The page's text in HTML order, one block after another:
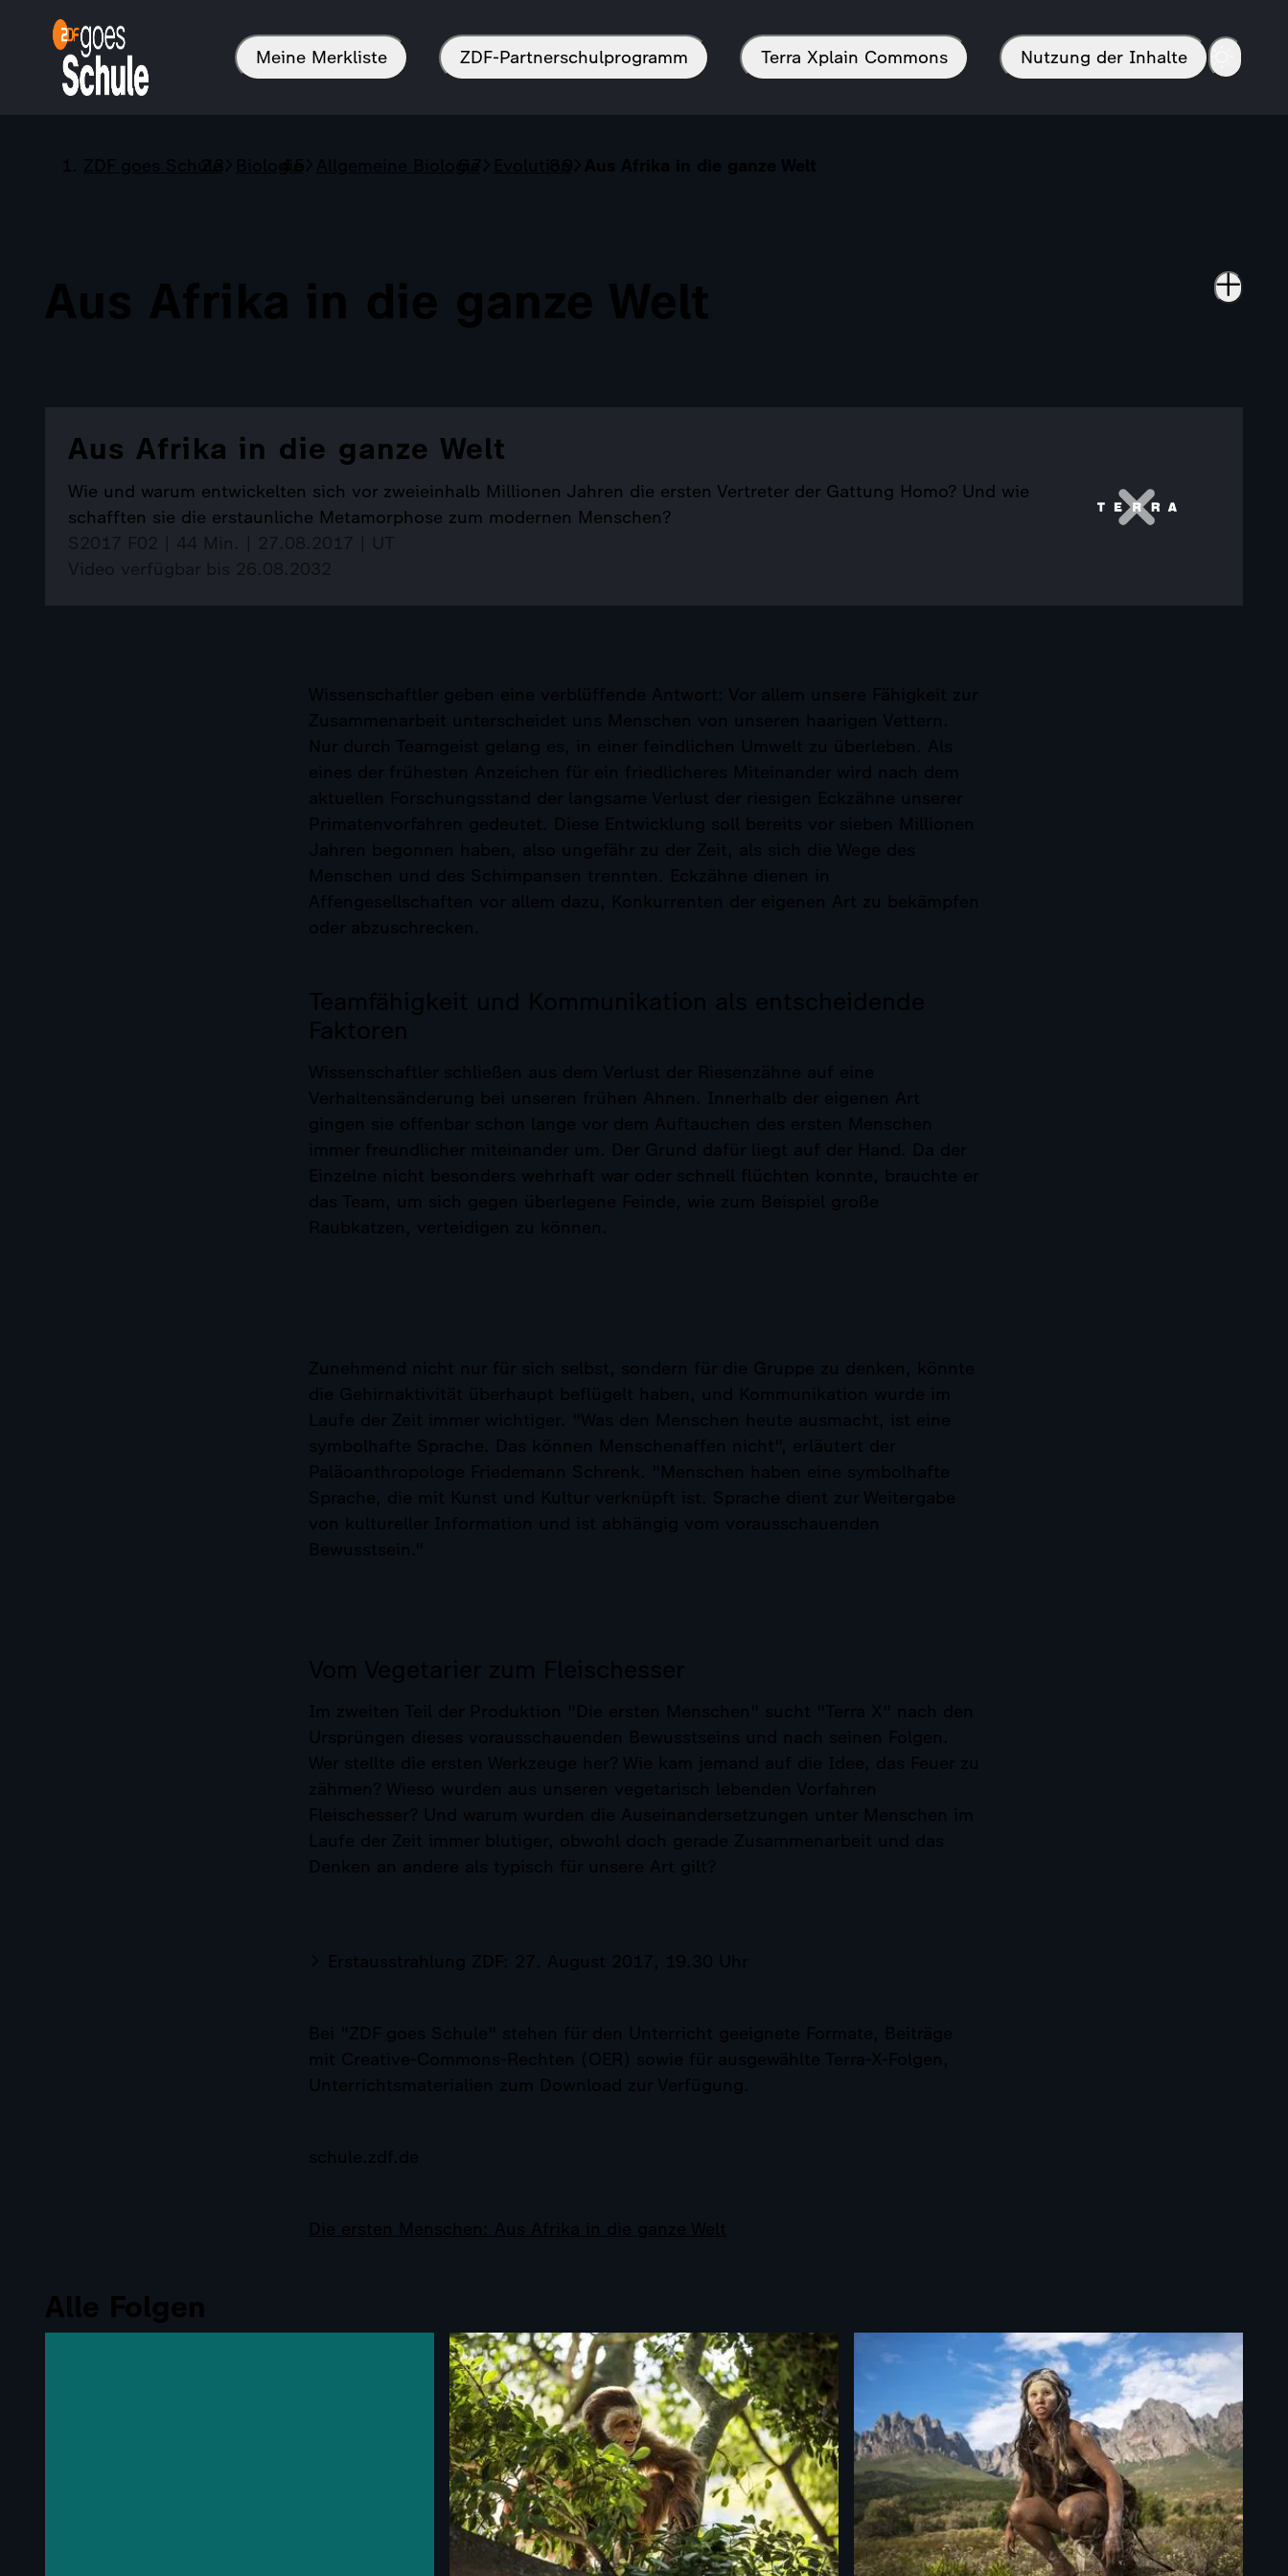
Meine Merkliste ZDF-Partnerschulprogramm Terra Xplain Commons Nutzung der Inhalte
ZDF goes Schule Biologie Allgemeine Biologie Evolution Aus Afrika in die ganze Welt
Aus Afrika in die ganze Welt
Aus Afrika in die ganze Welt
Wie und warum entwickelten sich vor zweieinhalb Millionen Jahren die ersten Vertreter der Gattung Homo? Und wie
schafften sie die erstaunliche Metamorphose zum modernen Menschen?
S2017 F02 | 44 Min. | 27.08.2017 | UT
Video verfügbar bis 26.08.2032
Wissenschaftler geben eine verblüffende Antwort: Vor allem unsere Fähigkeit zur
Zusammenarbeit unterscheidet uns Menschen von unseren haarigen Vettern.
Nur durch Teamgeist gelang es, in einer feindlichen Umwelt zu überleben. Als
eines der frühesten Anzeichen für ein friedlicheres Miteinander wird nach dem
aktuellen Forschungsstand der langsame Verlust der riesigen Eckzähne unserer
Primatenvorfahren gedeutet. Diese Entwicklung soll bereits vor sieben Millionen
Jahren begonnen haben, also ungefähr zu der Zeit, als sich die Wege des
Menschen und des Schimpansen trennten. Eckzähne dienen in
Affengesellschaften vor allem dazu, Konkurrenten der eigenen Art zu bekämpfen
oder abzuschrecken.
Teamfähigkeit und Kommunikation als entscheidende
Faktoren
Wissenschaftler schließen aus dem Verlust der Riesenzähne auf eine
Verhaltensänderung bei unseren frühen Ahnen. Innerhalb der eigenen Art
gingen sie offenbar schon lange vor dem Auftauchen des ersten Menschen
immer freundlicher miteinander um. Der Grund dafür liegt auf der Hand. Da der
Einzelne nicht besonders wehrhaft war oder schnell flüchten konnte, brauchte er
das Team, um sich gegen überlegene Feinde, wie zum Beispiel große
Raubkatzen, verteidigen zu können.
Zunehmend nicht nur für sich selbst, sondern für die Gruppe zu denken, könnte
die Gehirnaktivität überhaupt beflügelt haben, und Kommunikation wurde im
Laufe der Zeit immer wichtiger. "Was den Menschen heute ausmacht, ist eine
symbolhafte Sprache. Das können Menschenaffen nicht", erläutert der
Paläoanthropologe Friedemann Schrenk. "Menschen haben eine symbolhafte
Sprache, die mit Kunst und Kultur verknüpft ist. Sprache dient zur Weitergabe
von kultureller Information und ist abhängig vom vorausschauenden
Bewusstsein."
Vom Vegetarier zum Fleischesser
Im zweiten Teil der Produktion "Die ersten Menschen" sucht "Terra X" nach den
Ursprüngen dieses vorausschauenden Bewusstseins und nach seinen Folgen.
Wer stellte die ersten Werkzeuge her? Wie kam jemand auf die Idee, das Feuer zu
zähmen? Wieso wurden aus unseren vegetarisch lebenden Vorfahren
Fleischesser? Und warum wurden die Auseinandersetzungen unter Menschen im
Laufe der Zeit immer blutiger, obwohl doch gerade Zusammenarbeit und das
Denken an andere als typisch für unsere Art gilt?
Erstausstrahlung ZDF: 27. August 2017, 19.30 Uhr
Bei "ZDF goes Schule" stehen für den Unterricht geeignete Formate, Beiträge
mit Creative-Commons-Rechten (OER) sowie für ausgewählte Terra-X-Folgen,
Unterrichtsmaterialien zum Download zur Verfügung.
schule.zdf.de
Die ersten Menschen: Aus Afrika in die ganze Welt
Alle Folgen